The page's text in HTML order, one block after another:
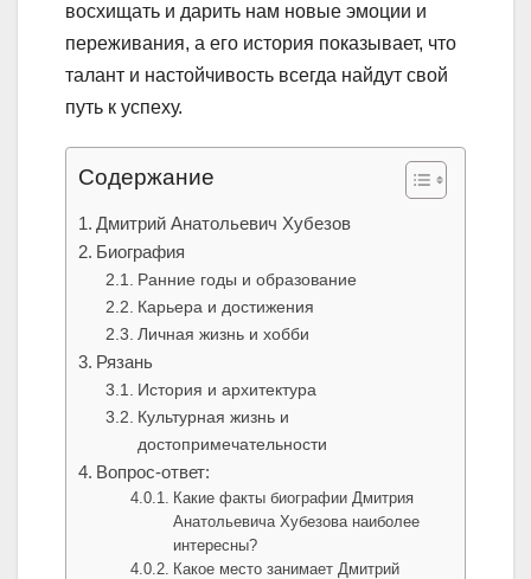
восхищать и дарить нам новые эмоции и
переживания, а его история показывает, что
талант и настойчивость всегда найдут свой
путь к успеху.
Содержание
Дмитрий Анатольевич Хубезов
Биография
Ранние годы и образование
Карьера и достижения
Личная жизнь и хобби
Рязань
История и архитектура
Культурная жизнь и
достопримечательности
Вопрос-ответ:
Какие факты биографии Дмитрия
Анатольевича Хубезова наиболее
интересны?
Какое место занимает Дмитрий